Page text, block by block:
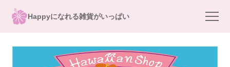
Happyになれる雑貨がいっぱい